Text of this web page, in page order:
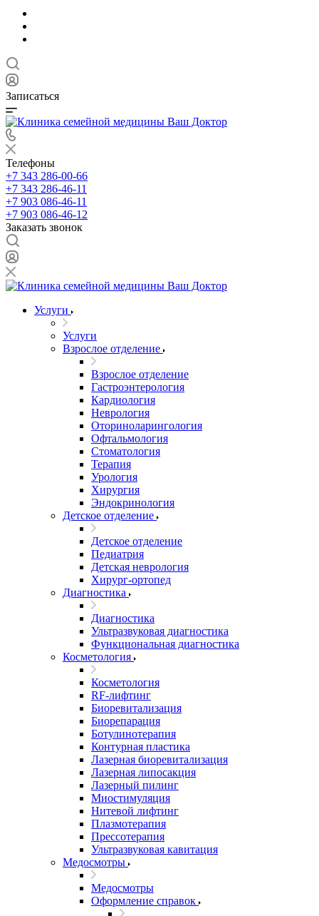
Записаться
Телефоны
+7 343 286-00-66
+7 343 286-46-11
+7 903 086-46-11
+7 903 086-46-12
Заказать звонок
Услуги
Услуги
Взрослое отделение
Взрослое отделение
Гастроэнтерология
Кардиология
Неврология
Оториноларингология
Офтальмология
Стоматология
Терапия
Урология
Хирургия
Эндокринология
Детское отделение
Детское отделение
Педиатрия
Детская неврология
Хирург-ортопед
Диагностика
Диагностика
Ультразвуковая диагностика
Функциональная диагностика
Косметология
Косметология
RF-лифтинг
Биоревитализация
Биорепарация
Ботулинотерапия
Контурная пластика
Лазерная биоревитализация
Лазерная липосакция
Лазерный пилинг
Миостимуляция
Нитевой лифтинг
Плазмотерапия
Прессотерапия
Ультразвуковая кавитация
Медосмотры
Медосмотры
Оформление справок